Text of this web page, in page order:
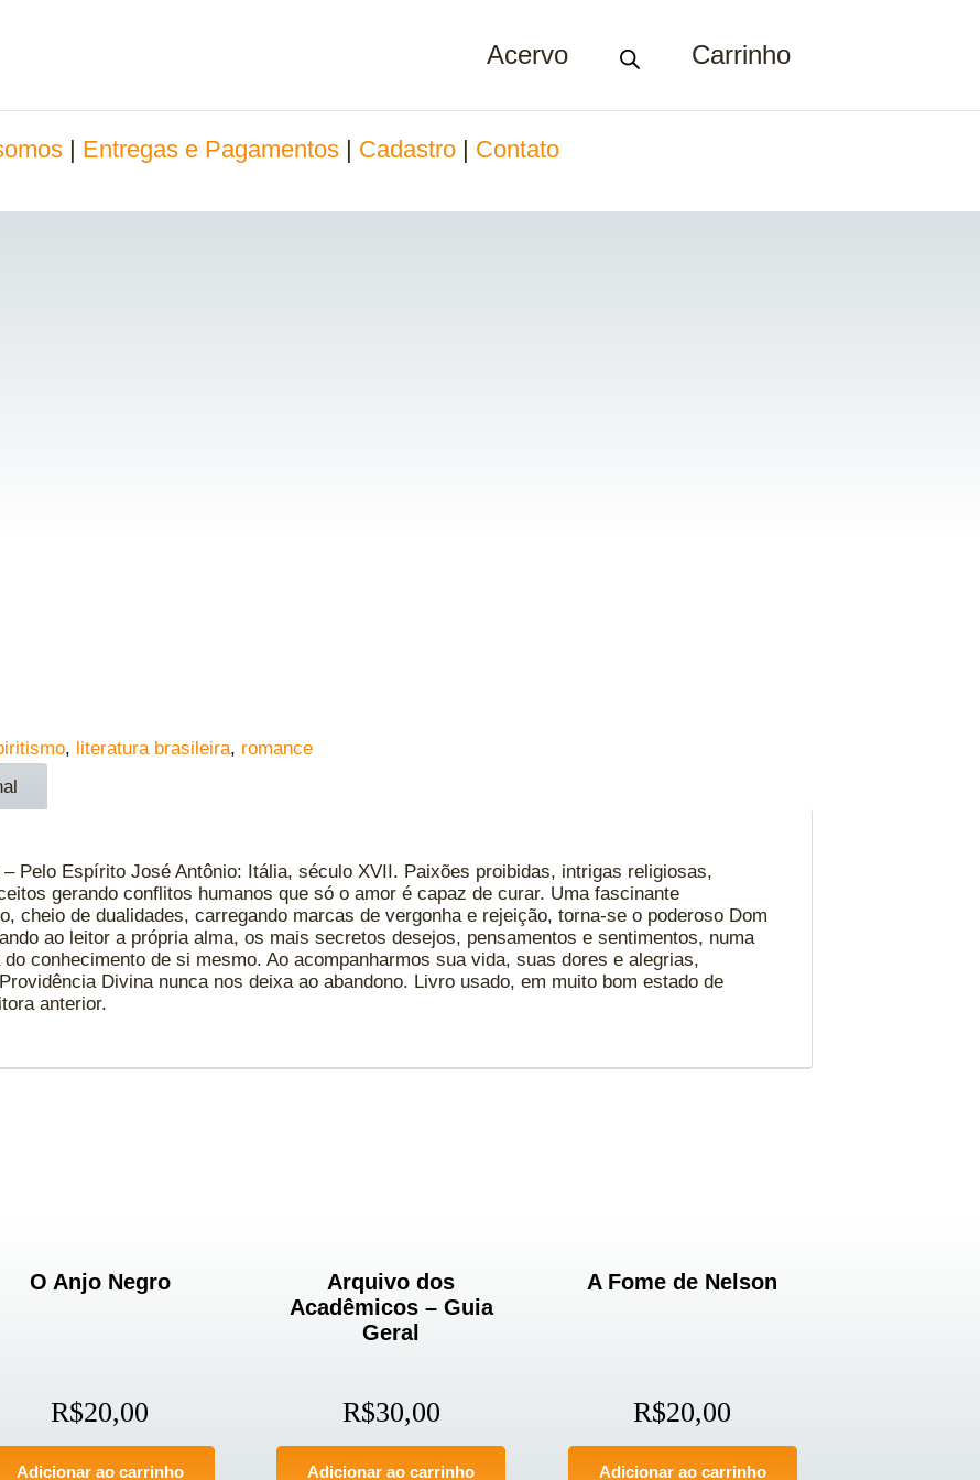
Acervo Carrinho
Entregas e Pagamentos Cadastro Contato
, literatura brasileira, romance
Pelo Espírito José Antônio: Itália, século XVII. Paixões proibidas, intrigas religiosas,
gerando conflitos humanos que só o amor é capaz de curar. Uma fascinante
cheio de dualidades, carregando marcas de vergonha e rejeição, torna-se o poderoso Dom
ao leitor a própria alma, os mais secretos desejos, pensamentos e sentimentos, numa
conhecimento de si mesmo. Ao acompanharmos sua vida, suas dores e alegrias,
Divina nunca nos deixa ao abandono. Livro usado, em muito bom estado de
anterior.
O Anjo Negro
R$20,00
Adicionar ao carrinho
Arquivo dos
Acadêmicos – Guia
Geral
R$30,00
Adicionar ao carrinho
A Fome de Nelson
R$20,00
Adicionar ao carrinho